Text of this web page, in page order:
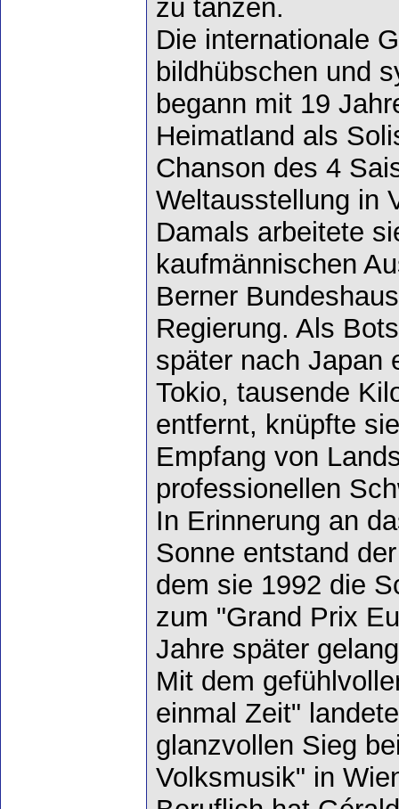
zu tanzen.
Die internationale
bildhübschen und
begann mit 19
Heimatland als
Chanson des 4
Weltausstellung in
Damals arbeitete
kaufmännischen
Berner
Regierung. Als
später nach Japan
Tokio, tausende
entfernt, knüpfte
Empfang von
professionellen
In Erinnerung an
Sonne entstand
dem sie 1992 die
zum "Grand Prix
Jahre später
Mit dem
einmal Zeit"
glanzvollen Sieg
Volksmusik" in